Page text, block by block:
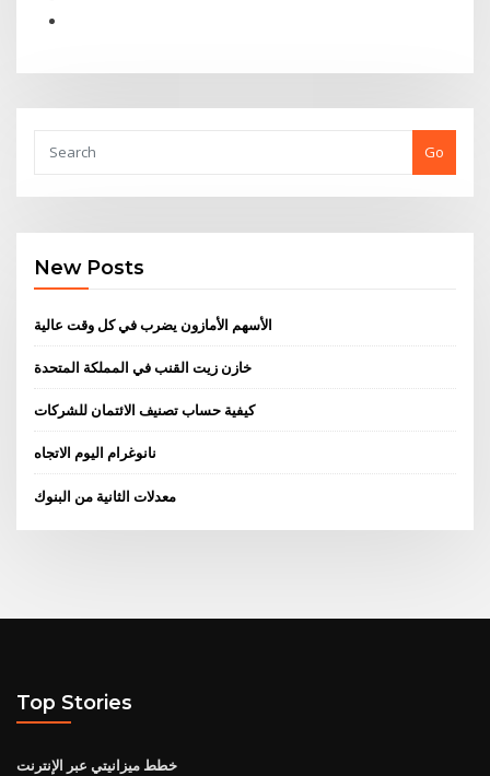
Go
New Posts
الأسهم الأمازون يضرب في كل وقت عالية
خازن زيت القنب في المملكة المتحدة
كيفية حساب تصنيف الائتمان للشركات
نانوغرام اليوم الاتجاه
معدلات الثانية من البنوك
Top Stories
خطط ميزانيتي عبر الإنترنت